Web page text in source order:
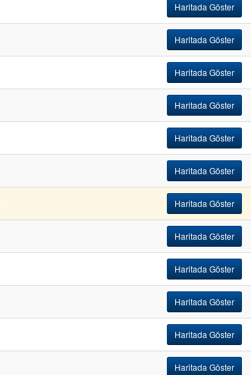
Haritada Göster
Haritada Göster
Haritada Göster
Haritada Göster
Haritada Göster
Haritada Göster
Haritada Göster
Haritada Göster
Haritada Göster
Haritada Göster
Haritada Göster
Haritada Göster